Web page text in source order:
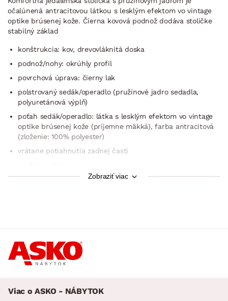
očalúnená antracitovou látkou s lesklým efektom vo vintage
optike brúsenej kože. Čierna kovová podnož dodáva stoličke
stabilný základ
konštrukcia: kov, drevovláknitá doska
podnož/nohy: okrúhly profil
povrchová úprava: čierny lak
polstrovaný sedák/operadlo (pružinové jadro sedadla,
polyuretánová vý­plň)
poťah sedák/operadlo: látka s lesklým efektom vo vintage
optike brúsenej kože (príjemne mäkká), farba antracitová
(zloženie: 100% polyester)
vrátane potiahnutia zadnej časti
sedák: priestranný, komfortne mäkký
Zobraziť viac
Viac o ASKO - NÁBYTOK